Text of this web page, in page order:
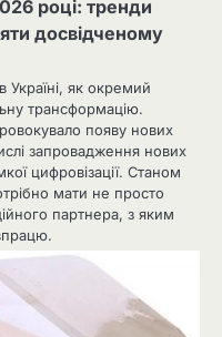
році: тренди
досвідченому
Україні, як окремий
трансформацію.
появу нових
запровадження нових
цифровізації. Станом
мати не просто
партнера, з яким